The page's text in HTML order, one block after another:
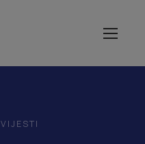
VIJESTI